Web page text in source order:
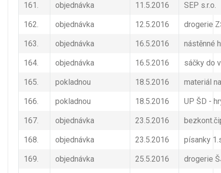
161. objednávka 11.5.2016 SEP s.r.o.
162. objednávka 12.5.2016 drogerie
163. objednávka 16.5.2016 nástěnné
164. objednávka 16.5.2016 sáčky do
165. pokladnou 18.5.2016 materiál
166. pokladnou 18.5.2016 UP ŠD -
167. objednávka 23.5.2016
168. objednávka 23.5.2016 písanky
169. objednávka 25.5.2016 drogerie